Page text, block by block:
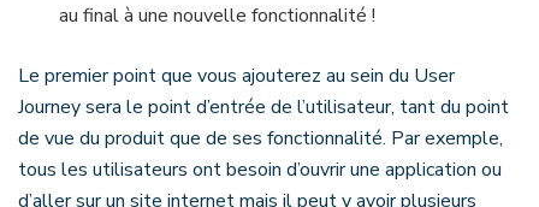
au final à une nouvelle fonctionnalité !
Le premier point que vous ajouterez au sein du User
Journey sera le point d’entrée de l’utilisateur, tant du point
de vue du produit que de ses fonctionnalité. Par exemple,
tous les utilisateurs ont besoin d’ouvrir une application ou
d’aller sur un site internet mais il peut y avoir plusieurs